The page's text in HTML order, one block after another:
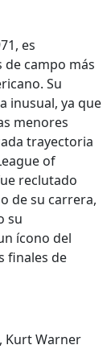
es
campo más
Su
inusual, ya que
menores
trayectoria
of
reclutado
de su carrera,
su
ícono del
finales de
Kurt Warner